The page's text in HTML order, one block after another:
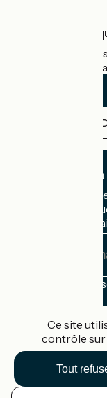
Accueil Vélo
Accueil Vélo
cyclistes en
Je m'abonne
Recevez le
boîte mail
Mon adresse
Conditions
Accueil Vélo Pro
Contact
Ce site
contrôle sur
Tout